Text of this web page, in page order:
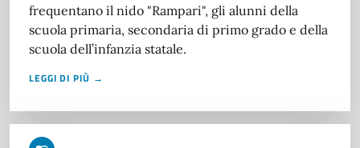
frequentano il nido "Rampari", gli alunni della
scuola primaria, secondaria di primo grado e della
scuola dell’infanzia statale.
LEGGI DI PIÙ →